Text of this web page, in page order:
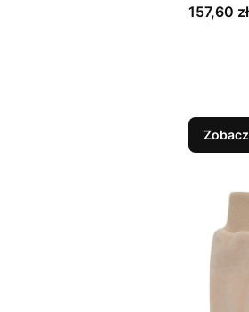
Cena
157,60 zł